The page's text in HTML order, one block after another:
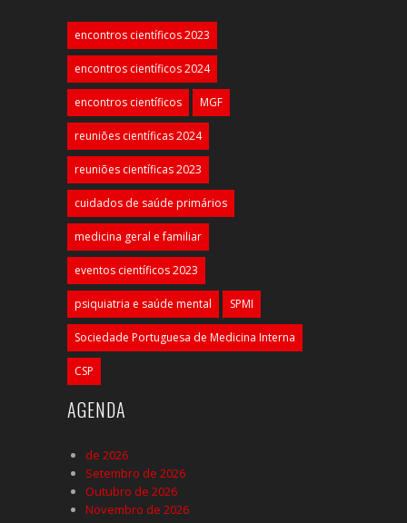
encontros científicos 2023
encontros científicos 2024
encontros científicos MGF
reuniões científicas 2024
reuniões científicas 2023
cuidados de saúde primários
medicina geral e familiar
eventos científicos 2023
psiquiatria e saúde mental SPMI
Sociedade Portuguesa de Medicina Interna
CSP
AGENDA
de 2026
Setembro de 2026
Outubro de 2026
Novembro de 2026